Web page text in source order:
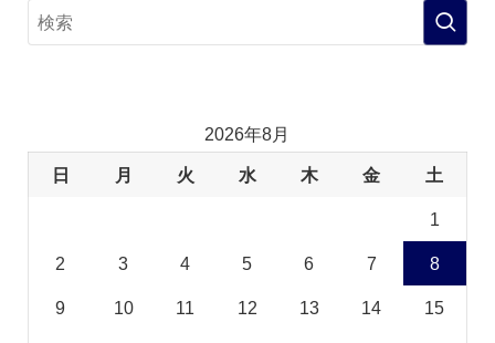
2026年8月
日 月 火 水 木 金 土
1
2 3 4 5 6 7 8
9 10 11 12 13 14 15